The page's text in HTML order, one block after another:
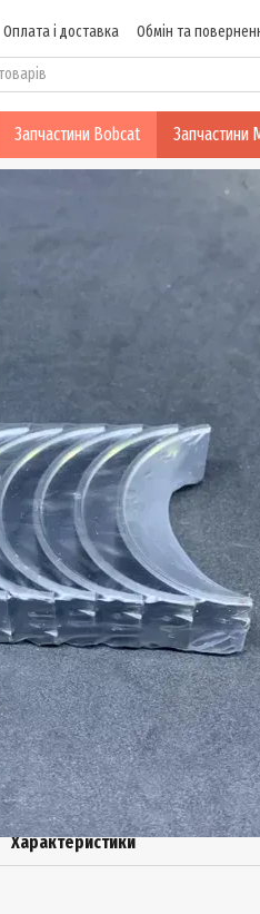
Оплата і доставка Обмін та
Політика конфіденційності
Запчастини Bobcat Запчастини
Характеристики